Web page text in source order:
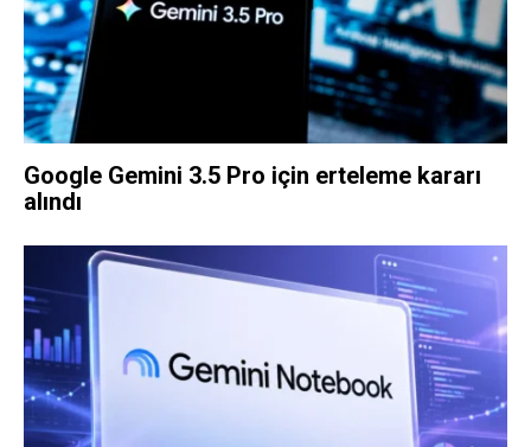
Google Gemini 3.5 Pro için erteleme kararı
alındı